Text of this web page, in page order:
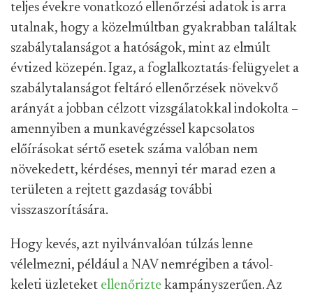
teljes évekre vonatkozó ellenőrzési adatok is arra
utalnak, hogy a közelmúltban gyakrabban találtak
szabálytalanságot a hatóságok, mint az elmúlt
évtized közepén. Igaz, a foglalkoztatás-felügyelet a
szabálytalanságot feltáró ellenőrzések növekvő
arányát a jobban célzott vizsgálatokkal indokolta –
amennyiben a munkavégzéssel kapcsolatos
előírásokat sértő esetek száma valóban nem
növekedett, kérdéses, mennyi tér marad ezen a
területen a rejtett gazdaság további
visszaszorítására.
Hogy kevés, azt nyilvánvalóan túlzás lenne
vélelmezni, például a NAV nemrégiben a távol-
keleti üzleteket ellenőrizte kampányszerűen. Az